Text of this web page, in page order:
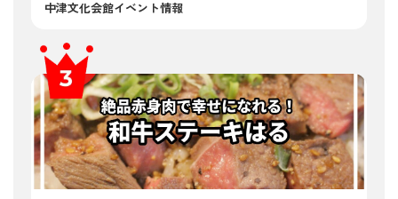
中津文化会館イベント情報